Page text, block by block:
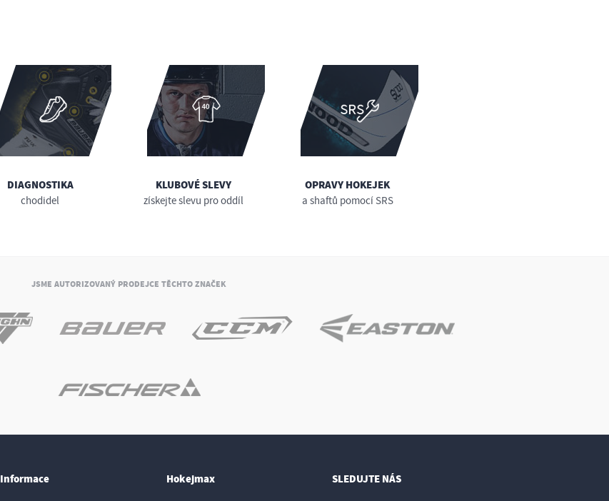
DIAGNOSTIKA
chodidel
KLUBOVÉ SLEVY
získejte slevu pro oddíl
OPRAVY HOKEJEK
a shaftů pomocí SRS
JSME AUTORIZOVANÝ PRODEJCE TĚCHTO ZNAČEK
Informace Hokejmax SLEDUJTE NÁS